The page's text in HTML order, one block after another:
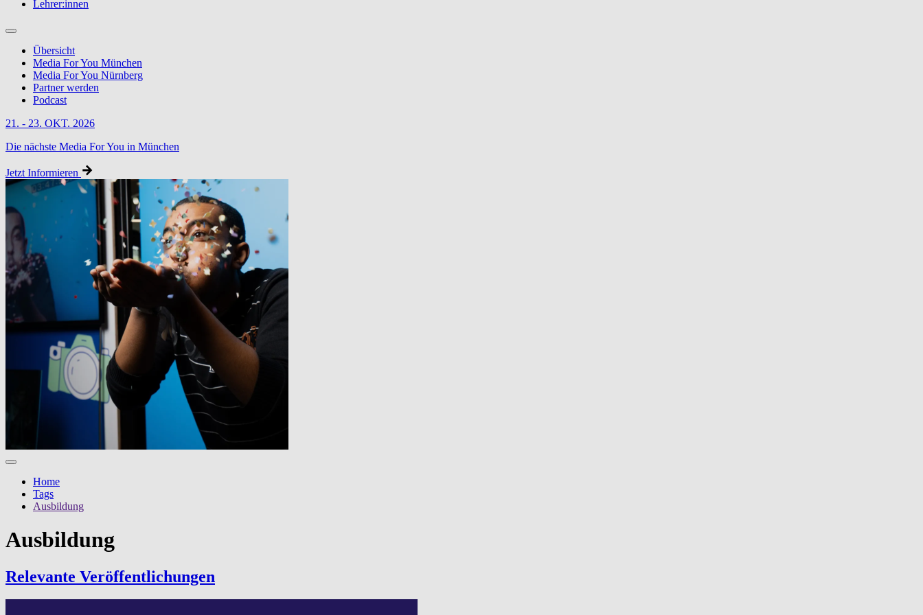
Lehrer:innen
Übersicht
Media For You München
Media For You Nürnberg
Partner werden
Podcast
21. - 23. OKT. 2026
Die nächste Media For You in München
Jetzt Informieren
Home
Tags
Ausbildung
Ausbildung
Relevante Veröf­fentlichun­gen